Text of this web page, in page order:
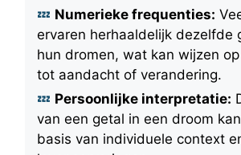
Numerieke frequenties:
ervaren herhaaldelijk dezelfde
hun dromen, wat kan wijzen
tot aandacht of verandering.
Persoonlijke interpretatie:
van een getal in een droom
basis van individuele context